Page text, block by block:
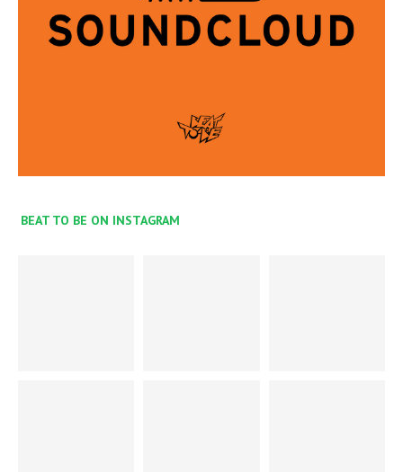
BEAT TO BE ON INSTAGRAM